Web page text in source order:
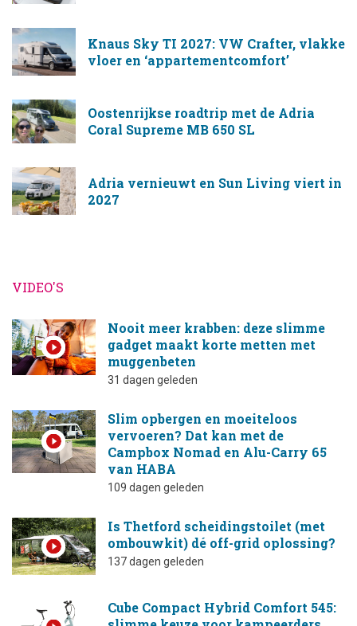
Knaus Sky TI 2027: VW Crafter, vlakke
vloer en ‘appartementcomfort’
Oostenrijkse roadtrip met de Adria
Coral Supreme MB 650 SL
Adria vernieuwt en Sun Living viert in
2027
VIDEO'S
Nooit meer krabben: deze slimme
gadget maakt korte metten met
muggenbeten
31 dagen geleden
Slim opbergen en moeiteloos
vervoeren? Dat kan met de
Campbox Nomad en Alu-Carry 65
van HABA
109 dagen geleden
Is Thetford scheidingstoilet (met
ombouwkit) dé off-grid oplossing?
137 dagen geleden
Cube Compact Hybrid Comfort 545: